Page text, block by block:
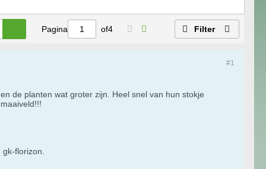
Pagina of4 Filter
#1
de planten wat groter zijn. Heel snel van hun stokje
florizon.